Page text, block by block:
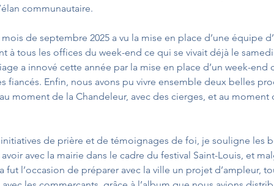
communautaire.
de septembre 2025 a vu la mise en place d’une équipe
à tous les offices du week-end ce qui se vivait déjà le
a innové cette année par la mise en place d’un week-end
fiancés. Enfin, nous avons pu vivre ensemble deux belles
moment de la Chandeleur, avec des cierges, et au moment
initiatives de prière et de témoignages de foi, je souligne les
avec la mairie dans le cadre du festival Saint-Louis, et
fut l’occasion de préparer avec la ville un projet d’ampleur,